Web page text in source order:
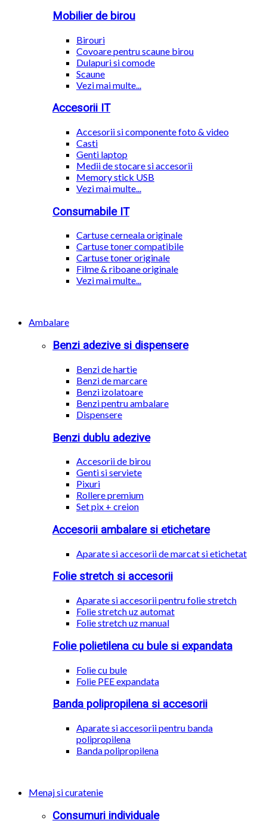
Mobilier de birou
Birouri
Covoare pentru scaune birou
Dulapuri si comode
Scaune
Vezi mai multe...
Accesorii IT
Accesorii si componente foto & video
Casti
Genti laptop
Medii de stocare si accesorii
Memory stick USB
Vezi mai multe...
Consumabile IT
Cartuse cerneala originale
Cartuse toner compatibile
Cartuse toner originale
Filme & riboane originale
Vezi mai multe...
Ambalare
Benzi adezive si dispensere
Benzi de hartie
Benzi de marcare
Benzi izolatoare
Benzi pentru ambalare
Dispensere
Benzi dublu adezive
Accesorii de birou
Genti si serviete
Pixuri
Rollere premium
Set pix + creion
Accesorii ambalare si etichetare
Aparate si accesorii de marcat si etichetat
Folie stretch si accesorii
Aparate si accesorii pentru folie stretch
Folie stretch uz automat
Folie stretch uz manual
Folie polietilena cu bule si expandata
Folie cu bule
Folie PEE expandata
Banda polipropilena si accesorii
Aparate si accesorii pentru banda
polipropilena
Banda polipropilena
Menaj si curatenie
Consumuri individuale